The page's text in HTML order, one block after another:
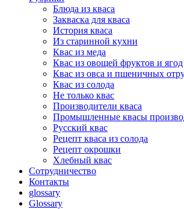
Блюда из кваса
Закваска для кваса
История кваса
Из старинной кухни
Квас из меда
Квас из овощей фруктов и ягод
Квас из овса и пшеничных
Квас из солода
Не только квас
Производители кваса
Промышленные квасы
Русский квас
Рецепт кваса из солода
Рецепт окрошки
Хлебный квас
Сотрудничество
Контакты
glossary
Glossary